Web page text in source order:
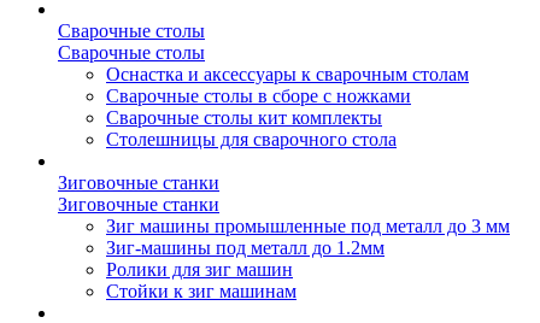
Сварочные столы
Сварочные столы
Оснастка и аксессуары к сварочным столам
Сварочные столы в сборе с ножками
Сварочные столы кит комплекты
Столешницы для сварочного стола
Зиговочные станки
Зиговочные станки
Зиг машины промышленные под металл до 3 мм
Зиг-машины под металл до 1.2мм
Ролики для зиг машин
Стойки к зиг машинам